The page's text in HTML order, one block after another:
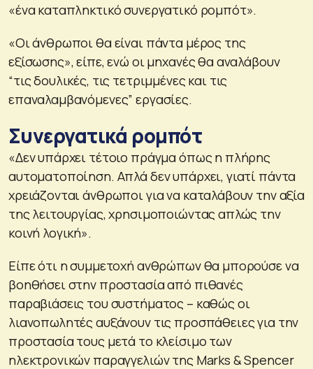
«ένα καταπληκτικό συνεργατικό ρομπότ».
«Οι άνθρωποι θα είναι πάντα μέρος της
εξίσωσης», είπε, ενώ οι μηχανές θα αναλάβουν
“τις δουλικές, τις τετριμμένες και τις
επαναλαμβανόμενες” εργασίες.
Συνεργατικά ρομπότ
«Δεν υπάρχει τέτοιο πράγμα όπως η πλήρης
αυτοματοποίηση. Απλά δεν υπάρχει, γιατί πάντα
χρειάζονται άνθρωποι για να καταλάβουν την αξία
της λειτουργίας, χρησιμοποιώντας απλώς την
κοινή λογική».
Είπε ότι η συμμετοχή ανθρώπων θα μπορούσε να
βοηθήσει στην προστασία από πιθανές
παραβιάσεις του συστήματος – καθώς οι
λιανοπωλητές αυξάνουν τις προσπάθειες για την
προστασία τους μετά το κλείσιμο των
ηλεκτρονικών παραγγελιών της Marks & Spencer